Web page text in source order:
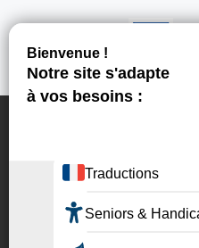
cofinancés
par
Crédits
Protection des données à
Politique de gestion des